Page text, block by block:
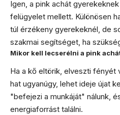
Igen, a pink achát
felügyelet mellett. Különösen
túl érzékeny gyerekeknél, de
szakmai segítséget, ha
Mikor kell lecserélni a pink
Ha a kő eltörik, elveszti fényét
hat ugyanúgy, lehet ideje újat
"befejezi a munkáját" nálunk,
energiaforrást találni.